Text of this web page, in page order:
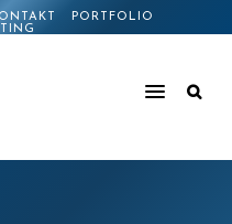
PORTFOLIO